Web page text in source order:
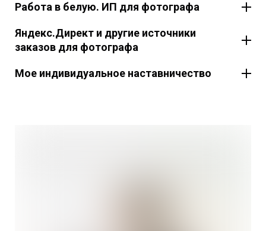
Работа в белую. ИП для фотографа
Яндекс.Директ и другие источники
заказов для фотографа
Мое индивидуальное наставничество